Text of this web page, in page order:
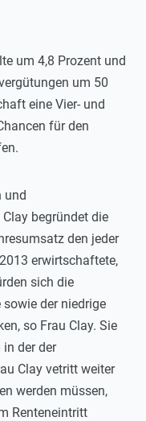
um 4,8 Prozent und
um 50
eine Vier- und
für den
und
begründet die
den jeder
erwirtschaftete,
sich die
der niedrige
so Frau Clay. Sie
der der
Clay vetritt weiter
werden müssen,
Renteneintritt